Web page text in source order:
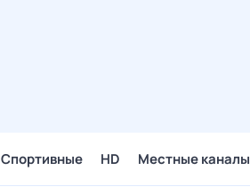
Спортивные HD Местные каналы